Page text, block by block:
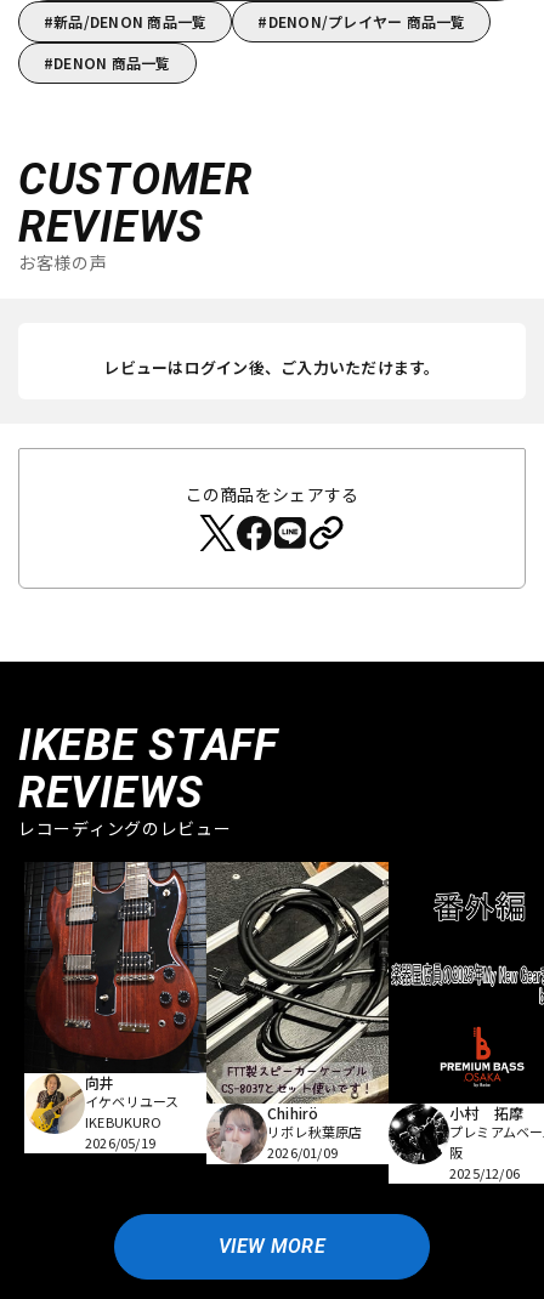
新品/DENON 商品一覧
DENON/プレイヤー 商品一覧
DENON 商品一覧
CUSTOMER
REVIEWS
お客様の声
レビューはログイン後、ご入力いただけます。
この商品をシェアする
IKEBE STAFF
REVIEWS
レコーディングのレビュー
向井
イケベリユース
IKEBUKURO
2026/05/19
Chihirö
リボレ秋葉原店
2026/01/09
小村 拓摩
プレミアムベ
阪
2025/12/06
VIEW MORE